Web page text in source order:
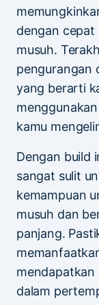
dengan cepat
musuh.
pengurangan
yang berarti
kamu
Dengan build
sangat sulit
kemampuan
musuh dan
panjang.
mendapatkan
dalam